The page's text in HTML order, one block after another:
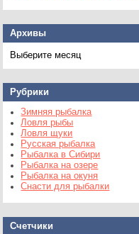
Архивы
Архивы
Рубрики
Зимняя рыбалка
Ловля рыбы
Ловля щуки
Русская рыбалка
Рыбалка в Сибири
Рыбалка на озере
Рыбалка на окуня
Снасти для рыбалки
Счетчики